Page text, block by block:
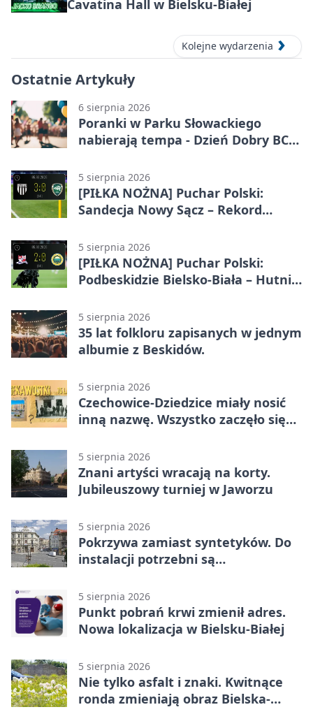
Cavatina Hall w Bielsku-Białej
Kolejne wydarzenia
Ostatnie Artykuły
6 sierpnia 2026
Poranki w Parku Słowackiego
nabierają tempa - Dzień Dobry BCK
5 sierpnia 2026
[PIŁKA NOŻNA] Puchar Polski:
Sandecja Nowy Sącz – Rekord
5 sierpnia 2026
[PIŁKA NOŻNA] Puchar Polski:
Podbeskidzie Bielsko-Biała – Hutnik
w Dankowicach
5 sierpnia 2026
35 lat folkloru zapisanych w jednym
albumie z Beskidów.
5 sierpnia 2026
Czechowice-Dziedzice miały nosić
inną nazwę. Wszystko zaczęło się
5 sierpnia 2026
Znani artyści wracają na korty.
Jubileuszowy turniej w Jaworzu
5 sierpnia 2026
Pokrzywa zamiast syntetyków. Do
instalacji potrzebni są
5 sierpnia 2026
Punkt pobrań krwi zmienił adres.
Nowa lokalizacja w Bielsku-Białej
5 sierpnia 2026
Nie tylko asfalt i znaki. Kwitnące
ronda zmieniają obraz Bielska-